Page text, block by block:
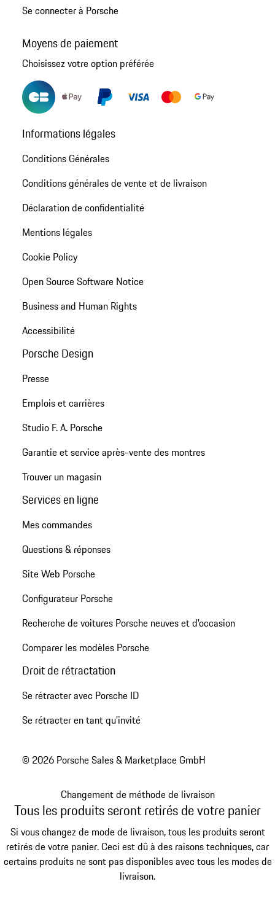
Se connecter à Porsche
Moyens de paiement
Choisissez votre option préférée
Informations légales
Conditions Générales
Conditions générales de vente et de livraison
Déclaration de confidentialité
Mentions légales
Cookie Policy
Open Source Software Notice
Business and Human Rights
Accessibilité
Porsche Design
Presse
Emplois et carrières
Studio F. A. Porsche
Garantie et service après-vente des montres
Trouver un magasin
Services en ligne
Mes commandes
Questions & réponses
Site Web Porsche
Configurateur Porsche
Recherche de voitures Porsche neuves et d'occasion
Comparer les modèles Porsche
Droit de rétractation
Se rétracter avec Porsche ID
Se rétracter en tant qu’invité
© 2026 Porsche Sales & Marketplace GmbH
Changement de méthode de livraison
Tous les produits seront retirés de votre panier
Si vous changez de mode de livraison, tous les produits seront
retirés de votre panier. Ceci est dû à des raisons techniques, car
certains produits ne sont pas disponibles avec tous les modes de
livraison.